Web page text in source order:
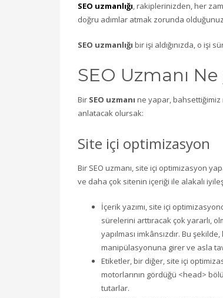
SEO uzmanlığı, rakiplerinizden, her
doğru adımlar atmak zorunda
SEO uzmanlığı bir işi aldığınızda, o işi
SEO Uzmanı
Bir SEO uzmanı ne yapar, bahsettiğimiz
anlatacak olursak:
Site içi optimizasyon
Bir SEO uzmanı, site içi optimizasyon
ve daha çok sitenin içeriği ile alakalı
İçerik yazımı, site içi
sürelerini arttıracak çok yararlı,
yapılması imkânsızdır. Bu
manipülasyonuna girer ve asla
Etiketler, bir diğer, site içi
motorlarının gördüğü <head>
tutarlar.